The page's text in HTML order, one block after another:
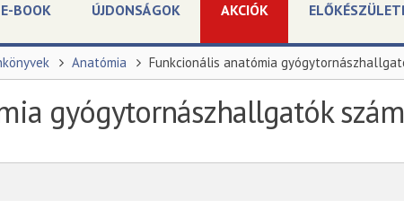
E-BOOK ÚJDONSÁGOK AKCIÓK
Anatómia Funkcionális anatómia
gyógytornászhallgatók